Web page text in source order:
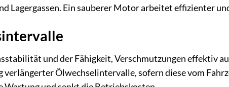
Lagergassen. Ein sauberer Motor arbeitet effizienter
und der Fähigkeit, Verschmutzungen effektiv
verlängerter Ölwechselintervalle, sofern diese vom